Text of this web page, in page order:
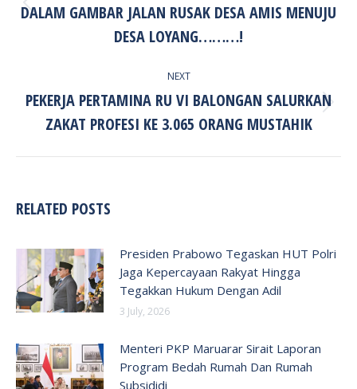
Previous
post:
DALAM GAMBAR JALAN RUSAK DESA AMIS MENUJU
DESA LOYANG………!
NEXT
Next
post:
PEKERJA PERTAMINA RU VI BALONGAN SALURKAN
ZAKAT PROFESI KE 3.065 ORANG MUSTAHIK
RELATED POSTS
Presiden Prabowo Tegaskan HUT Polri
Jaga Kepercayaan Rakyat Hingga
Tegakkan Hukum Dengan Adil
3 July, 2026
Menteri PKP Maruarar Sirait Laporan
Program Bedah Rumah Dan Rumah
Subsididi